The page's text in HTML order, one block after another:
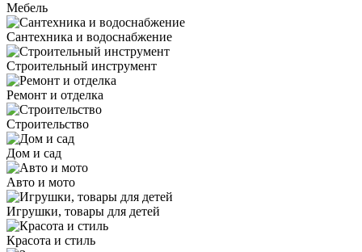
Мебель
Сантехника и водоснабжение
Строительный инструмент
Ремонт и отделка
Строительство
Дом и сад
Авто и мото
Игрушки, товары для детей
Красота и стиль